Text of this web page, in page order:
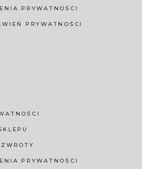
PRYWATNOŚCI
PRYWATNOŚCI
PRYWATNOŚCI